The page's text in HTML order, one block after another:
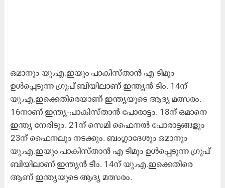
ഒമാനും യു.എ.ഇയും പാകിസ്താന്‍ എ ടീമും
ഉള്‍പ്പെടുന്ന ഗ്രൂപ് ബിയിലാണ് ഇന്ത്യൻ ടീം. 14ന്
യു.എ.ഇക്കെതിരെയാണ് ഇന്ത്യയുടെ ആദ്യ മത്സരം.
16നാണ് ഇന്ത്യ-പാകിസ്താന്‍ പോരാട്ടം. 18ന് ഒമാനെ
ഇന്ത്യ നേരിടും. 21ന് സെമി ഫൈനല്‍ പോരാട്ടങ്ങളും
23ന് ഫൈനലും നടക്കും. ബംഗ്ലാദേശും ഒമാനും
യു.എ.ഇയും പാകിസ്താന്‍ എ ടീമും ഉള്‍പ്പെടുന്ന ഗ്രൂപ്
ബിയിലാണ് ഇന്ത്യൻ ടീം. 14ന് യു.എ.ഇക്കെതിരെ
ആണ് ഇന്ത്യയുടെ ആദ്യ മത്സരം.